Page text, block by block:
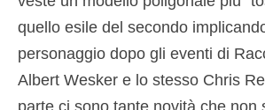
quello esile del secondo
personaggio dopo gli eventi di
Albert Wesker e lo stesso Chris
parte ci sono tante novità che non